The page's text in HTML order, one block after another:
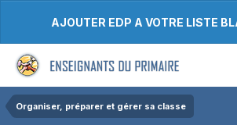
AJOUTER EDP A VOTRE LISTE
Organiser, préparer et gérer sa classe